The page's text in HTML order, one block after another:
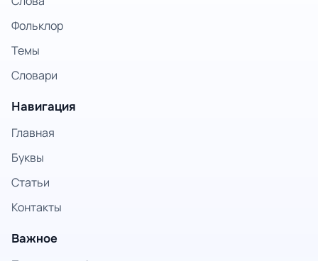
Фольклор
Темы
Словари
Навигация
Главная
Буквы
Статьи
Контакты
Важное